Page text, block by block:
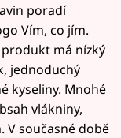
poradí
Vím, co jím.
produkt má nízký
jednoduchý
kyseliny. Mnohé
vlákniny,
V současné době